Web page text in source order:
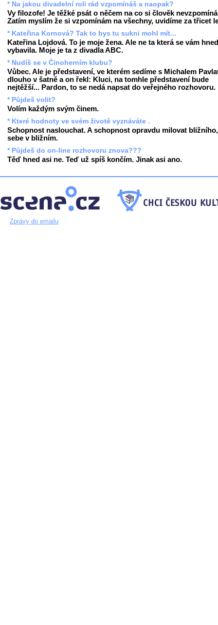
* Na jakou divadelní roli rád vzpomínáš a naopak?
Vy filozofe! Je těžké psát o něčem na co si člověk
Zatím myslím že si vzpomínám na všechny, uvidíme za třicet
* Kateřina Kornová? Tak to bys tu sukni mohl mít...
Kateřina Lojdová. To je moje žena. Ale ne ta která se vám hned
vybavila. Moje je ta z divadla ABC.
* Nudíš se v Činoherním klubu?
Vůbec. Ale je představení, ve kterém sedíme s Michalem
dlouho v šatně a on řekl: Kluci, na tomhle představení bude
nejtěžší... Pardon, to se nedá napsat do veřejného rozhovoru.
* Půjdeš volit?
Volím každým svým činem.
* Které hodnoty ve svém životě vyznáváte .
Schopnost naslouchat. A schopnost opravdu milovat
sebe v bližním.
* Půjdeš do on-line rozhovoru znova???
Těď hned asi ne. Teď už spíš končím. Jinak asi ano.
Zprávy do emailu